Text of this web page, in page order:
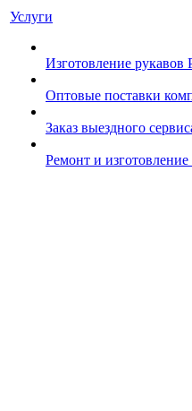
Услуги
Изготовление рукавов
Оптовые поставки
Заказ выездного
Ремонт и